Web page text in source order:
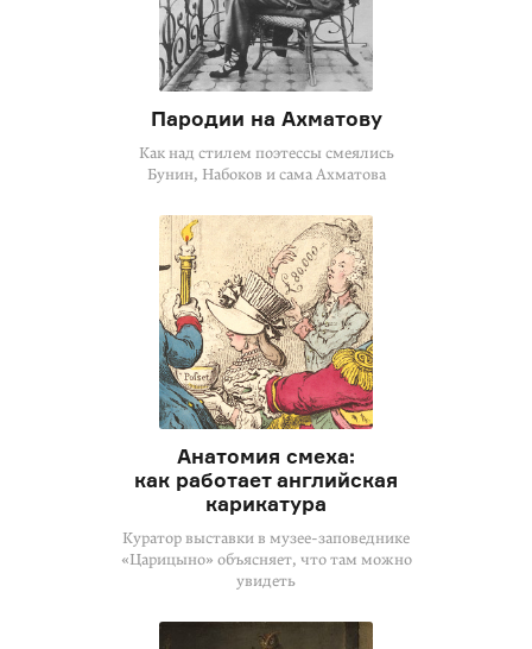
Пародии на Ахматову
Как над стилем поэтессы смеялись
Бунин, Набоков и сама Ахматова
Анатомия смеха:
как работает английская
карикатура
Куратор выставки в музее-заповеднике
«Царицыно» объясняет, что там можно
увидеть